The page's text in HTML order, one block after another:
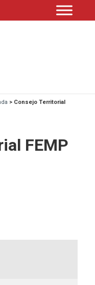
> Consejo Territorial
FEMP